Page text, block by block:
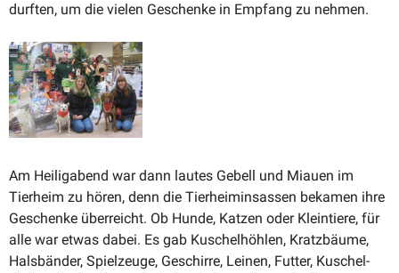
durften, um die vielen Geschenke in Empfang zu nehmen.
Am Heilig­abend war dann lautes Gebell und Miauen im
Tierheim zu hören, denn die Tierheim­in­sassen bekamen ihre
Geschenke überreicht. Ob Hunde, Katzen oder Klein­tiere, für
alle war etwas dabei. Es gab Kuschel­höhlen, Kratz­bäume,
Halsbänder, Spiel­zeuge, Geschirre, Leinen, Futter, Kuschel­